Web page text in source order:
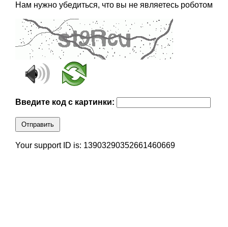
Нам нужно убедиться, что вы не являетесь роботом
Введите код с картинки:
Отправить
Your support ID is: 13903290352661460669